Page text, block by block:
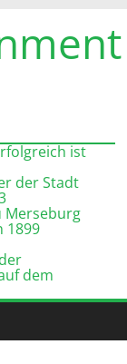
ist
der Stadt
Merseburg
1899
dem